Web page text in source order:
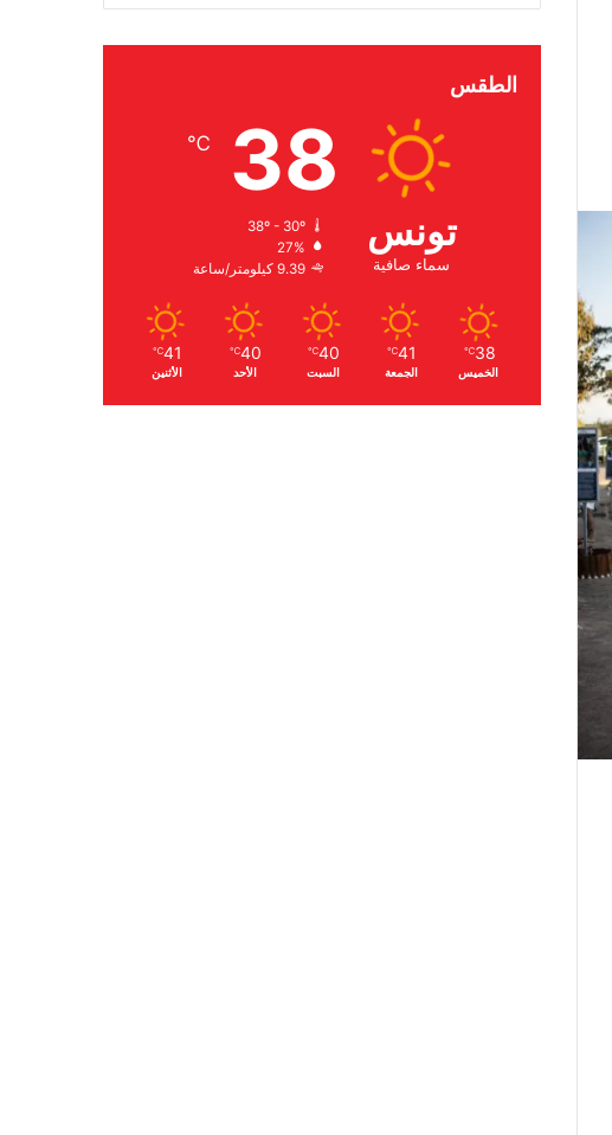
الطقس
تونس
سماء صافية
38
℃
38º - 30º
27%
9.39 كيلومتر/ساعة
38
℃
الخميس
41
℃
الجمعة
40
℃
السبت
40
℃
الأحد
41
℃
الأثنين